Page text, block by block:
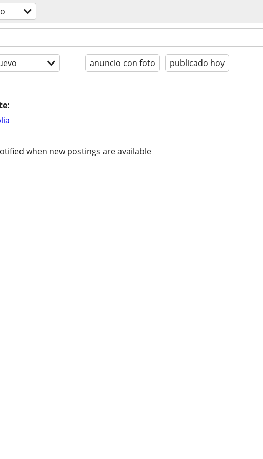
anuncio con foto publicado hoy
when new postings are available